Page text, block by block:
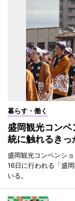
暮らす・働く
盛岡観光コン
統に触れるきっ
盛岡観光コンベンシ
16日に行われる「盛
いる。